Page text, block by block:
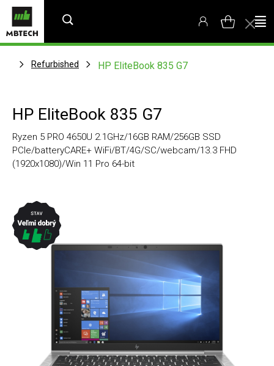
Refurbished HP EliteBook 835 G7
HP EliteBook 835 G7
Ryzen 5 PRO 4650U 2.1GHz/16GB RAM/256GB SSD
PCIe/batteryCARE+ WiFi/BT/4G/SC/webcam/13.3 FHD
(1920x1080)/Win 11 Pro 64-bit